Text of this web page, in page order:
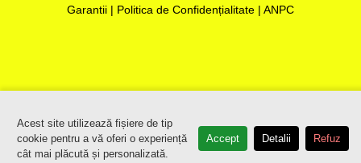
Garantii | Politica de Confidențialitate | ANPC
Acest site utilizează fișiere de tip
cookie pentru a vă oferi o experiență
cât mai plăcută și personalizată.
Accept Detalii Refuz